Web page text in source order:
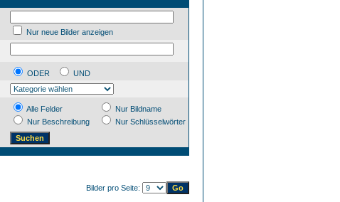
Nur neue Bilder anzeigen
ODER
UND
Alle Felder
Nur Bildname
Nur Beschreibung
Nur Schlüsselwörter
Bilder pro Seite: